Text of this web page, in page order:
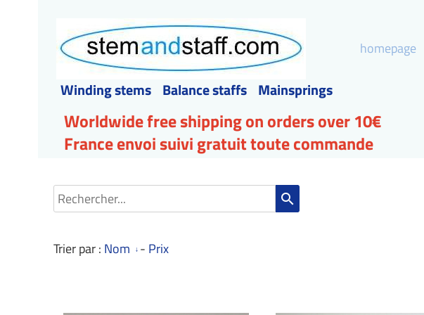
homepage
Winding stems Balance staffs Mainsprings
Worldwide free shipping on orders over 10€
France envoi suivi gratuit toute commande
search
Trier par : Nom - Prix